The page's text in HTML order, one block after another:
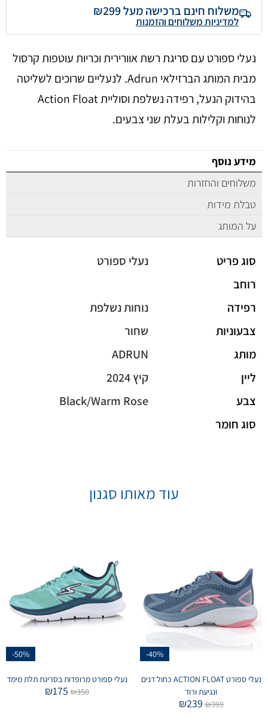
משלוח חינם ברכישה מעל ₪299
למדיניות משלוחים והזמנות
נעלי ספורט עם סריגת רשת אוורירית וכריות עוטפות קרסול
מבית המותג הברזילאי Adrun. לנעליים שרוכים לשליטה
בהידוק הנעל, רפידה נשלפת וסוליית Action Float
לנוחות וקלילות בעלת שני צבעים.
מידע נוסף
משלוחים והחזרות
טבלת מידות
על המותג
סוג פריט
נעלי ספורט
רוחב
רפידה
נוחות נשלפת
צבעוניות
שחור
מותג
ADRUN
ליין
קיץ 2024
צבע
Black/Warm Rose
סוג חומר
עוד מאותו סגנון
-40%
נעלי ספורט ACTION FLOAT כחול דנים
ונגיעת ורוד
₪399
₪239
-50%
נעלי ספורט מרופדות בסריגת תלת מימד
₪350
₪175